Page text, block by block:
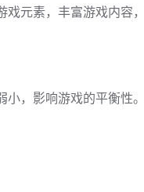
元素，丰富游戏内容
，影响游戏的平衡性